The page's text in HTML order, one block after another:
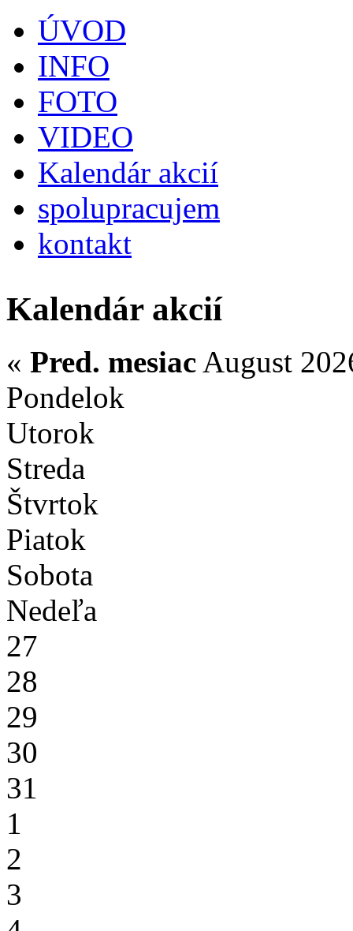
ÚVOD
INFO
FOTO
VIDEO
Kalendár akcií
spolupracujem
kontakt
Kalendár akcií
« Pred. mesiac August
Pondelok
Utorok
Streda
Štvrtok
Piatok
Sobota
Nedeľa
27
28
29
30
31
1
2
3